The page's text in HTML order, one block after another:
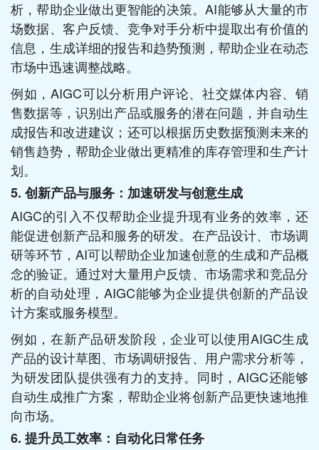
析，帮助企业做出更智能的决策。AI能够从大量的市
场数据、客户反馈、竞争对手分析中提取出有价值的
信息，生成详细的报告和趋势预测，帮助企业在动态
市场中迅速调整战略。
例如，AIGC可以分析用户评论、社交媒体内容、销
售数据等，识别出产品或服务的潜在问题，并自动生
成报告和改进建议；还可以根据历史数据预测未来的
销售趋势，帮助企业做出更精准的库存管理和生产计
划。
5. 创新产品与服务：加速研发与创意生成
AIGC的引入不仅帮助企业提升现有业务的效率，还
能促进创新产品和服务的研发。在产品设计、市场调
研等环节，AI可以帮助企业加速创意的生成和产品概
念的验证。通过对大量用户反馈、市场需求和竞品分
析的自动处理，AIGC能够为企业提供创新的产品设
计方案或服务模型。
例如，在新产品研发阶段，企业可以使用AIGC生成
产品的设计草图、市场调研报告、用户需求分析等，
为研发团队提供强有力的支持。同时，AIGC还能够
自动生成推广方案，帮助企业将创新产品更快速地推
向市场。
6. 提升员工效率：自动化日常任务